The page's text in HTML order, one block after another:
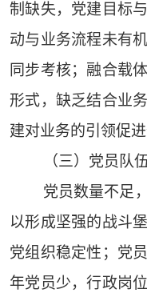
制缺失，党建目标
动与业务流程未有
同步考核；融合载
形式，缺乏结合业
建对业务的引领促进
（三）党员队
党员数量不足
以形成坚强的战斗
党组织稳定性；党
年党员少，行政岗